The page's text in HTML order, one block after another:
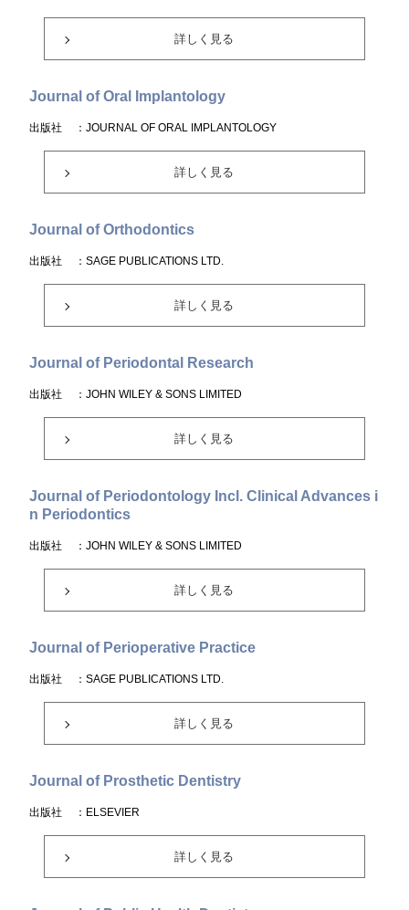
詳しく見る
Journal of Oral Implantology
出版社 ：JOURNAL OF ORAL IMPLANTOLOGY
詳しく見る
Journal of Orthodontics
出版社 ：SAGE PUBLICATIONS LTD.
詳しく見る
Journal of Periodontal Research
出版社 ：JOHN WILEY & SONS LIMITED
詳しく見る
Journal of Periodontology Incl. Clinical Advances i
n Periodontics
出版社 ：JOHN WILEY & SONS LIMITED
詳しく見る
Journal of Perioperative Practice
出版社 ：SAGE PUBLICATIONS LTD.
詳しく見る
Journal of Prosthetic Dentistry
出版社 ：ELSEVIER
詳しく見る